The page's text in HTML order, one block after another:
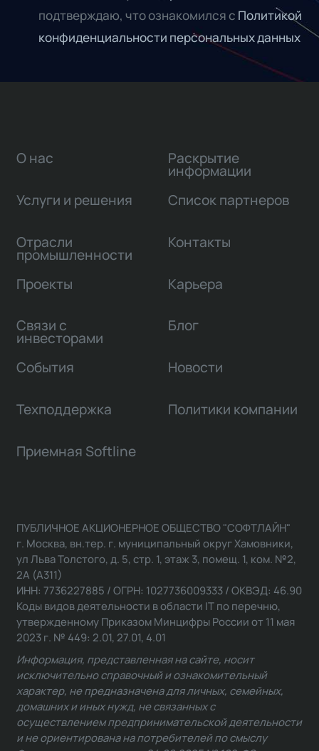
подтверждаю, что ознакомился с Политикой
конфиденциальности персональных данных
О нас
Услуги и решения
Отрасли
промышленности
Проекты
Связи с
инвесторами
Раскрытие
информации
Список партнеров
Контакты
Карьера
Блог
События Новости
Техподдержка Политики компании
Приемная Softline
ПУБЛИЧНОЕ АКЦИОНЕРНОЕ ОБЩЕСТВО "СОФТЛАЙН"
г. Москва, вн.тер. г. муниципальный округ Хамовники,
ул Льва Толстого, д. 5, стр. 1, этаж 3, помещ. 1, ком. №2,
2А (А311)
ИНН: 7736227885 / ОГРН: 1027736009333 / ОКВЭД: 46.90
Коды видов деятельности в области IT по перечню,
утвержденному Приказом Минцифры России от 11 мая
2023 г. № 449: 2.01, 27.01, 4.01
Информация, представленная на сайте, носит
исключительно справочный и ознакомительный
характер, не предназначена для личных, семейных,
домашних и иных нужд, не связанных с
осуществлением предпринимательской деятельности
и не ориентирована на потребителей по смыслу